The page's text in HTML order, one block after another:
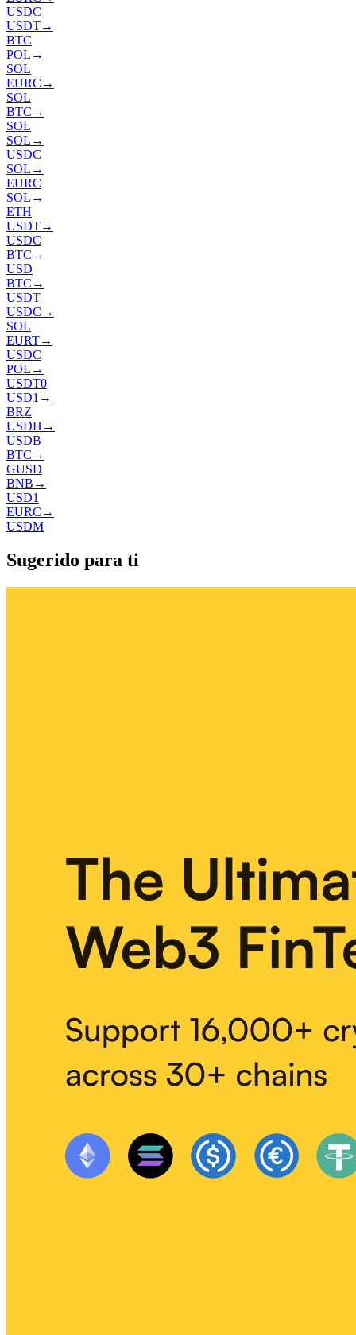
USDC
USDT→
BTC
POL →
SOL
EURC →
SOL
BTC →
SOL
SOL →
USDC
SOL →
EURC
SOL →
ETH
USDT→
USDC
BTC →
USD
BTC →
USDT
USDC →
SOL
EURT→
USDC
POL →
USDT0
USD1 →
BRZ
USDH →
USDB
BTC →
GUSD
BNB →
USD1
EURC →
USDM
Sugerido para ti